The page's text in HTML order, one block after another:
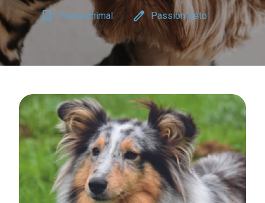
bookmark_border Focus animal edit Passion Véto